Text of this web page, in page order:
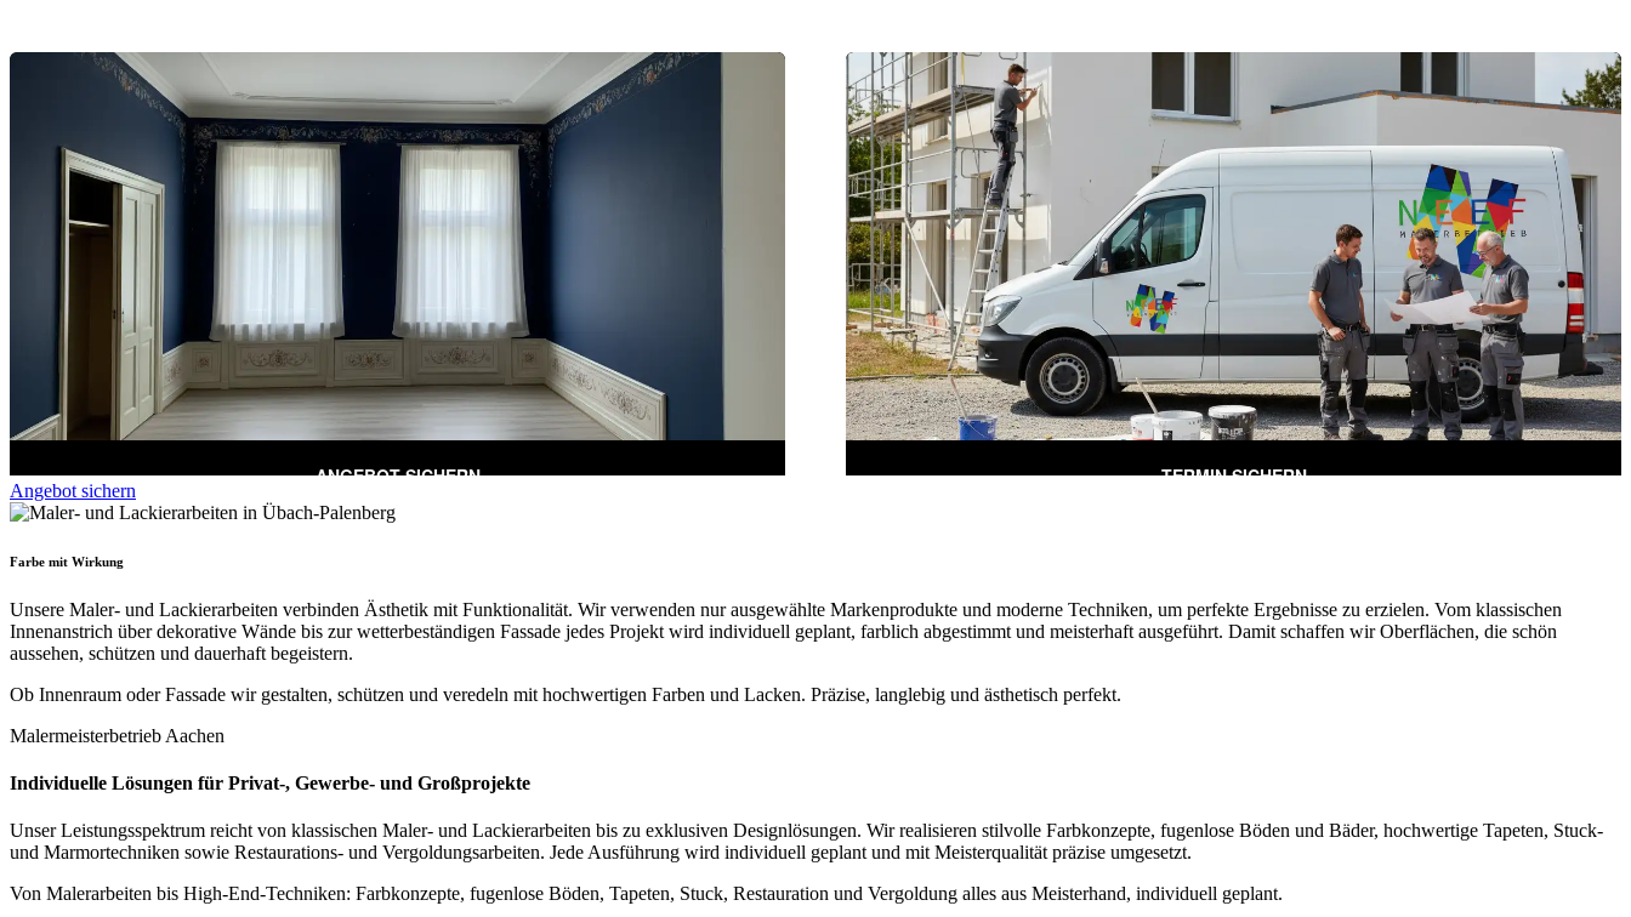
Angebot sichern
Farbe mit Wirkung
Unsere Maler- und Lackierarbeiten verbinden Ästhetik mit Funktionalität. Wir verwenden nur ausgewählte Markenprodukte und moderne Techniken, um perfekte Ergebnisse zu erzielen. Vom klassischen
Innenanstrich über dekorative Wände bis zur wetterbeständigen Fassade jedes Projekt wird individuell geplant, farblich abgestimmt und meisterhaft ausgeführt. Damit schaffen wir Oberflächen, die schön
aussehen, schützen und dauerhaft begeistern.
Ob Innenraum oder Fassade wir gestalten, schützen und veredeln mit hochwertigen Farben und Lacken. Präzise, langlebig und ästhetisch perfekt.
Malermeisterbetrieb Aachen
Individuelle Lösungen für Privat-, Gewerbe- und Großprojekte
Unser Leistungsspektrum reicht von klassischen Maler- und Lackierarbeiten bis zu exklusiven Designlösungen. Wir realisieren stilvolle Farbkonzepte, fugenlose Böden und Bäder, hochwertige Tapeten, Stuck-
und Marmortechniken sowie Restaurations- und Vergoldungsarbeiten. Jede Ausführung wird individuell geplant und mit Meisterqualität präzise umgesetzt.
Von Malerarbeiten bis High-End-Techniken: Farbkonzepte, fugenlose Böden, Tapeten, Stuck, Restauration und Vergoldung alles aus Meisterhand, individuell geplant.